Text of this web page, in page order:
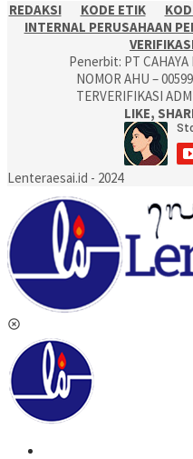
REDAKSI
KODE ETIK
INTERNAL PERUSAHAAN
Penerbit: PT
NOMOR AHU –
TERVERIFIKASI
LIKE,
Lenteraesai.id - 2024